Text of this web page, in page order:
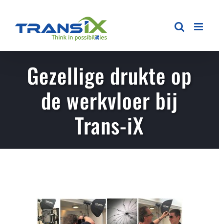
Gezellige drukte op
de werkvloer bij
Trans-iX